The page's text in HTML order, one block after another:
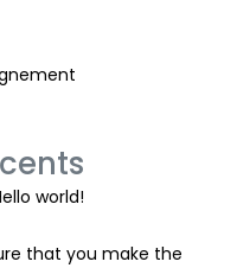
world!
that you make the